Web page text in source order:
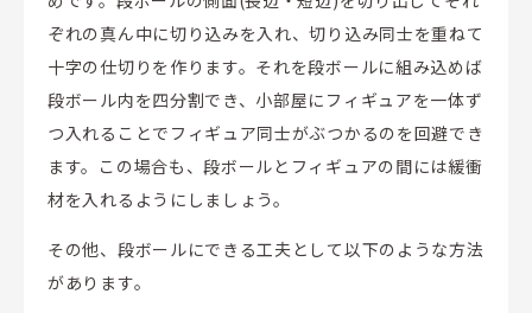
ぞれの真ん中に切り込みを入れ、切り込み同士を重ねて
十字の仕切りを作ります。それを段ボールに組み込めば
段ボール内を四分割でき、小部屋にフィギュアを一体ず
つ入れることでフィギュア同士がぶつかるのを回避でき
ます。この場合も、段ボールとフィギュアの間には緩衝
材を入れるようにしましょう。
その他、段ボールにできる工夫として以下のような方法
があります。